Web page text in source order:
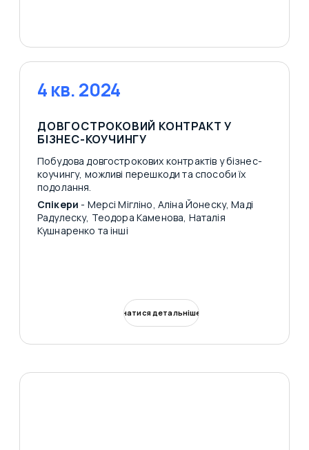
4 кв. 2024
ДОВГОСТРОКОВИЙ КОНТРАКТ У
БІЗНЕС-КОУЧИНГУ
Побудова довгострокових контрактів у бізнес-
коучингу, можливі перешкоди та способи їх
подолання.
Спікери - Мерсі Мігліно, Аліна Йонеску, Маді
Радулеску, Теодора Каменова, Наталія
Кушнаренко та інші
Дізнатися детальніше